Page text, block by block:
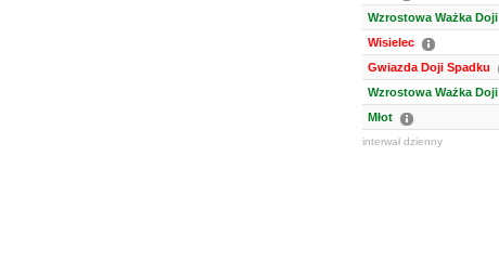
Wzrostowa Ważka Doji
Wisielec
Gwiazda Doji Spadku
Wzrostowa Ważka Doji
Młot
interwał dzienny